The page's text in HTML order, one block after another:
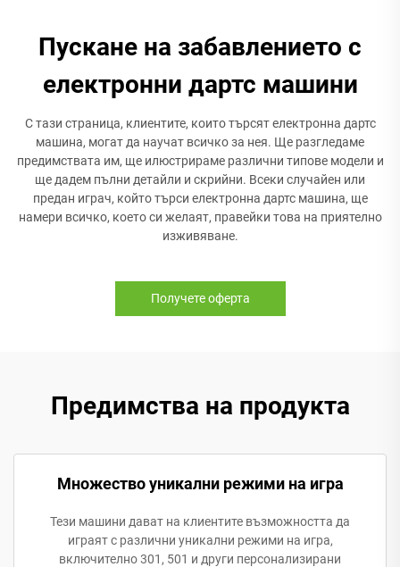
Пускане на забавлението с
електронни дартс машини
С тази страница, клиентите, които търсят електронна дартс
машина, могат да научат всичко за нея. Ще разгледаме
предимствата им, ще илюстрираме различни типове модели и
ще дадем пълни детайли и скрийни. Всеки случайен или
предан играч, който търси електронна дартс машина, ще
намери всичко, което си желаят, правейки това на приятелно
изживяване.
Получете оферта
Предимства на продукта
Множество уникални режими на игра
Тези машини дават на клиентите възможността да
играят с различни уникални режими на игра,
включително 301, 501 и други персонализирани